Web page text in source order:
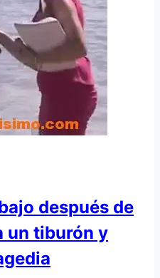
después de
un tiburón y